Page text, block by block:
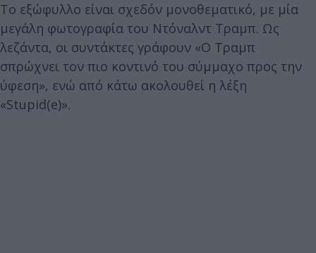
Το εξώφυλλο είναι σχεδόν μονοθεματικό, με μία
μεγάλη φωτογραφία του Ντόναλντ Τραμπ. Ως
λεζάντα, οι συντάκτες γράφουν «Ο Τραμπ
σπρώχνει τον πιο κοντινό του σύμμαχο προς την
ύφεση», ενώ από κάτω ακολουθεί η λέξη
«Stupid(e)».